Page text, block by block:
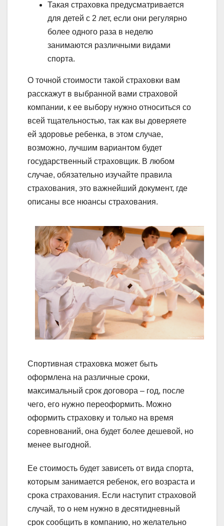
Такая страховка предусматривается
для детей с 2 лет, если они регулярно
более одного раза в неделю
занимаются различными видами
спорта.
О точной стоимости такой страховки вам
расскажут в выбранной вами страховой
компании, к ее выбору нужно относиться со
всей тщательностью, так как вы доверяете
ей здоровье ребенка, в этом случае,
возможно, лучшим вариантом будет
государственный страховщик. В любом
случае, обязательно изучайте правила
страхования, это важнейший документ, где
описаны все нюансы страхования.
Спортивная страховка может быть
оформлена на различные сроки,
максимальный срок договора – год, после
чего, его нужно переоформить. Можно
оформить страховку и только на время
соревнований, она будет более дешевой, но
менее выгодной.
Ее стоимость будет зависеть от вида спорта,
которым занимается ребенок, его возраста и
срока страхования. Если наступит страховой
случай, то о нем нужно в десятидневный
срок сообщить в компанию, но желательно